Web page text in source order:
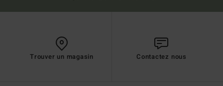
Trouver un magasin Contactez nous